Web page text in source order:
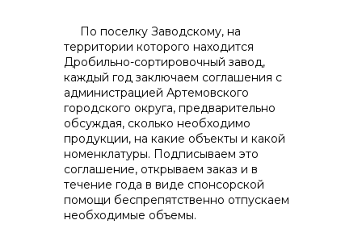
По поселку Заводскому, на
территории которого находится
Дробильно-сортировочный завод,
каждый год заключаем соглашения с
администрацией Артемовского
городского округа, предварительно
обсуждая, сколько необходимо
продукции, на какие объекты и какой
номенклатуры. Подписываем это
соглашение, открываем заказ и в
течение года в виде спонсорской
помощи беспрепятственно отпускаем
необходимые объемы.